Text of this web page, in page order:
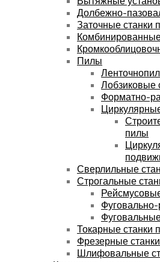
Долбежно-
Заточные станки
Пилы
Лобзиковые
Форматно-
пилы
Сверлильные
Строгальные
Токарные станки
Фрезерные
Шлифовальные